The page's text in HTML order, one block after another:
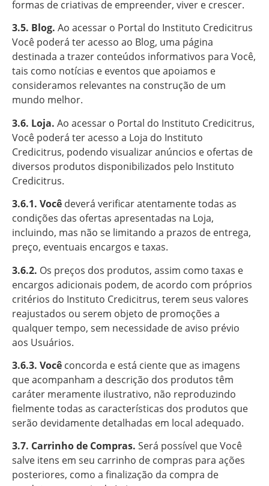
formas de criativas de empreender, viver e crescer.
3.5. Blog. Ao acessar o Portal do Instituto Credicitrus
Você poderá ter acesso ao Blog, uma página
destinada a trazer conteúdos informativos para Você,
tais como notícias e eventos que apoiamos e
consideramos relevantes na construção de um
mundo melhor.
3.6. Loja. Ao acessar o Portal do Instituto Credicitrus,
Você poderá ter acesso a Loja do Instituto
Credicitrus, podendo visualizar anúncios e ofertas de
diversos produtos disponibilizados pelo Instituto
Credicitrus.
3.6.1. Você deverá verificar atentamente todas as
condições das ofertas apresentadas na Loja,
incluindo, mas não se limitando a prazos de entrega,
preço, eventuais encargos e taxas.
3.6.2. Os preços dos produtos, assim como taxas e
encargos adicionais podem, de acordo com próprios
critérios do Instituto Credicitrus, terem seus valores
reajustados ou serem objeto de promoções a
qualquer tempo, sem necessidade de aviso prévio
aos Usuários.
3.6.3. Você concorda e está ciente que as imagens
que acompanham a descrição dos produtos têm
caráter meramente ilustrativo, não reproduzindo
fielmente todas as características dos produtos que
serão devidamente detalhadas em local adequado.
3.7. Carrinho de Compras. Será possível que Você
salve itens em seu carrinho de compras para ações
posteriores, como a finalização da compra de